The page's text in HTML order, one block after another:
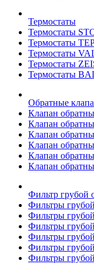
Термостаты
Термостаты
Термостаты
Термостаты
Термостаты
Термостаты
Обратные
Клапан
Клапан
Клапан
Клапан
Клапан
Клапан
Фильтр грубой
Фильтры
Фильтры
Фильтры
Фильтры
Фильтры
Фильтры